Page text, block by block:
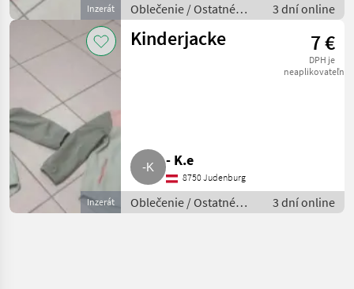
Inzerát
Oblečenie / Ostatné
oblečenie
3 dní online
Inzerát
Kinderjacke 7 €
DPH je
neaplikovateľné
- K.e
8750 Judenburg
Oblečenie / Ostatné
oblečenie
3 dní online